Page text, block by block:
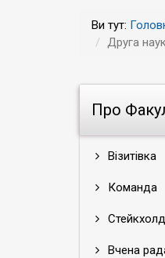
Ви тут:
Друга
Про
Візитівка
Команда
Вчена